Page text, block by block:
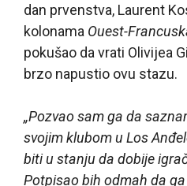
dan prvenstva, Laurent
kolonama Ouest-
pokušao da vrati Olivijea
brzo napustio ovu stazu.
„Pozvao sam ga da
svojim klubom u Los
biti u stanju da dobije
Potpisao bih odmah da